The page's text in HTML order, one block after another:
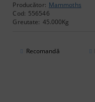
Producător: Mammoths
Cod: 556546
Greutate: 45.000Kg
Recomandă